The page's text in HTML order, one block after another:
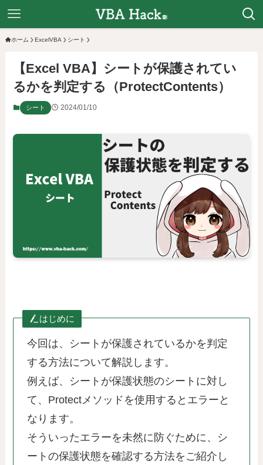
ホーム ExcelVBA シート
【Excel VBA】シートが保護されてい
るかを判定する（ProtectContents）
シート 2024/01/10
はじめに
今回は、シートが保護されているかを判定
する方法について解説します。
例えば、シートが保護状態のシートに対し
て、Protectメソッドを使用するとエラーと
なります。
そういったエラーを未然に防ぐために、シ
ートの保護状態を確認する方法をご紹介し